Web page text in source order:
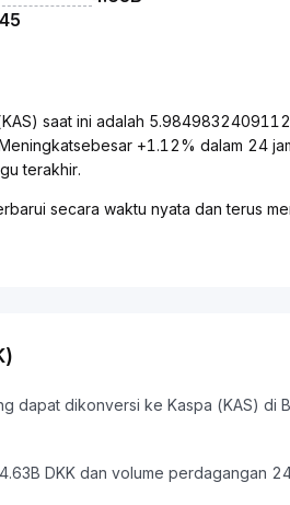
saat ini adalah
+1.12% dalam 24
terakhir.
secara waktu nyata dan terus
dapat dikonversi ke Kaspa (KAS) di
DKK dan volume perdagangan